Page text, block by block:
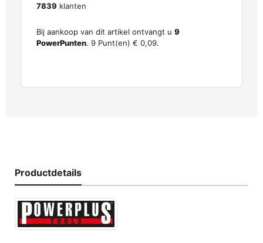
7839 klanten
Bij aankoop van dit artikel ontvangt u 9
PowerPunten. 9 Punt(en) € 0,09.
Productdetails